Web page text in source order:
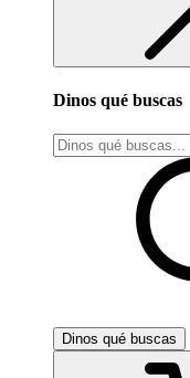
Dinos qué buscas
Dinos qué buscas